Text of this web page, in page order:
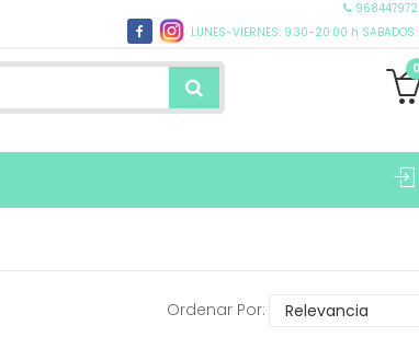
968447972
LUNES-VIERNES: 9:30-20:00 h
0
Ordenar Por: